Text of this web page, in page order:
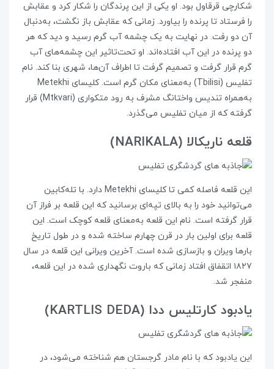
شکارچی قرقاول بود. او یکی از این پرندگان را شکار کرد و عقابش
را فرستاد تا پرنده را بیاورد. زمانی که عقابش باز نگشت، به‌دنبال
آن دو رفت. در نهایت به یک چشمه‌ آب گرم رسید و دید که هر
دو پرنده در این آب افتاده‌اند. او تحت‌تاثیر این چشمه‌های آب
گرم قرار گرفت و تصمیم گرفت تا اطراف آن‌ها، شهری بنا کند. نام
تفلیس (Tbilisi) به‌معنای مکان گرم است. کلیسای Metekhi
به‌همراه تندیس واختانگ مشرف به رود متکواری (Mtkvari) قرار
گرفته که از میان تفلیس می‌گذرد.
قلعه‌ ناریکالا (NARIKALA)
این قلعه فاصله‌ کمی تا کلیسای Metekhi دارد. با تله‌کابین
می‌توانید خود را به بالای تپه‌ای برسانید که این قلعه بر فراز آن
قرار گرفته است. نام این قلعه به‌معنای قلعه‌ کوچک است. این
قلعه برای اولین بار در قرن چهارم ساخته شده و در طول تاریخ
بارها ویران و بازسازی شده است. آخرین ویرانی این قلعه در سال
۱۸۲۷ اتقفاق افتاد زمانی که باروت نگهداری شده در این قلعه،
منفجر شد.
یادبود کارتلیس ددا (KARTLIS DEDA)
این یادبود که با نام مادر گرجستان هم شناخته می‌شود، در